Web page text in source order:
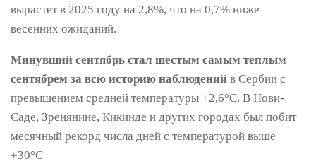
вырастет в 2025 году на 2,8%, что на 0,7% ниже
весенних ожиданий.
Минувший сентябрь стал шестым самым теплым
сентябрем за всю историю наблюдений в Сербии с
превышением средней температуры +2,6°С. В Нови-
Саде, Зренянине, Кикинде и других городах был побит
месячный рекорд числа дней с температурой выше
+30°С